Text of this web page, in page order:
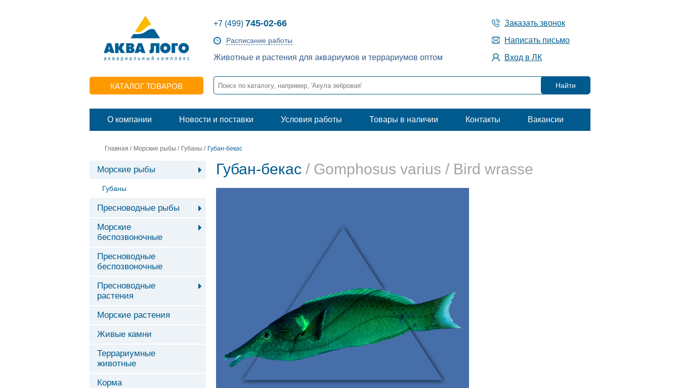
+7 (499) 745-02-66 Заказать звонок
Расписание работы
Написать письмо
Животные и растения для аквариумов и террариумов оптом
Вход в ЛК
КАТАЛОГ ТОВАРОВ
О компании Новости и поставки Условия работы Товары в наличии Контакты Вакансии
Главная / Морские рыбы / Губаны / Губан-бекас
Морские рыбы
Губаны
Пресноводные рыбы
Морские
беспозвоночные
Пресноводные
беспозвоночные
Пресноводные
растения
Морские растения
Живые камни
Террариумные
животные
Корма
Губан-бекас / Gomphosus varius / Bird wrasse